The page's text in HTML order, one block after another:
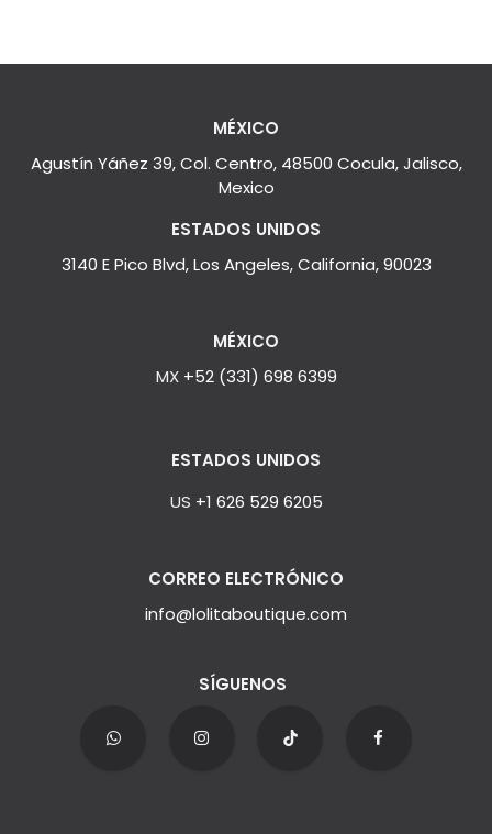
MÉXICO
Agustín Yáñez 39, Col. Centro, 48500 Cocula, Jalisco,
Mexico
ESTADOS UNIDOS
3140 E Pico Blvd, Los Angeles, California, 90023
MÉXICO
MX +52 (331) 698 6399
ESTADOS UNIDOS
US +1 626 529 6205
CORREO ELECTRÓNICO
info@lolitaboutique.com
SÍGUENOS